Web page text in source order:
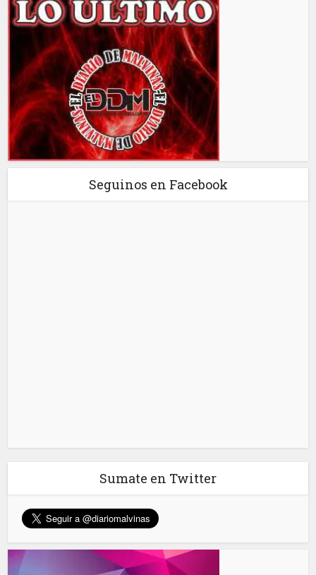
Seguinos en Facebook
Sumate en Twitter